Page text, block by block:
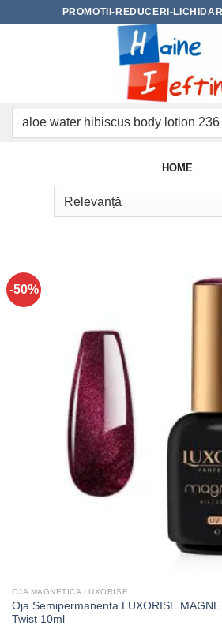
PROMOTII-REDUCERI-
Caută
HOME
-50%
OJA MAGNETICA LUXORISE
Oja Semipermanenta LUXORISE
Twist 10ml